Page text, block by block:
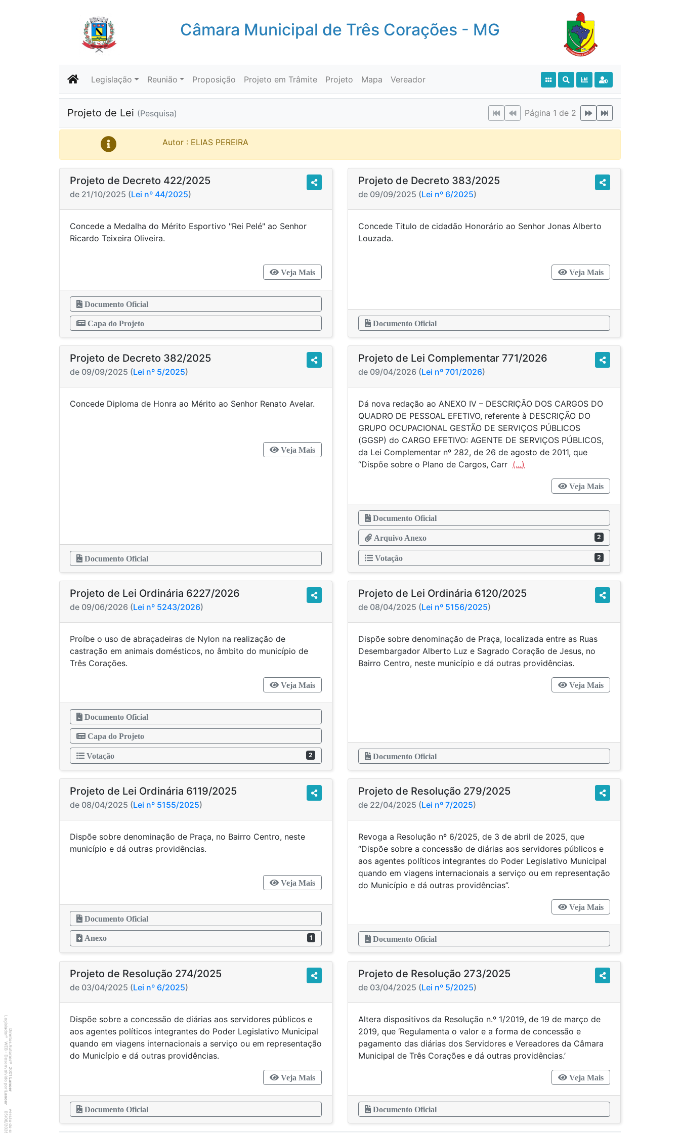
Câmara Municipal de Três Corações - MG
Legislação Reunião Proposição Projeto em Trâmite Projeto Mapa Vereador
Projeto de Lei (Pesquisa) Página 1 de 2
Autor : ELIAS PEREIRA
Projeto de Decreto 422/2025
de 21/10/2025 (Lei nº 44/2025)
Concede a Medalha do Mérito Esportivo "Rei Pelé" ao Senhor
Ricardo Teixeira Oliveira.
Veja Mais
Documento Oficial
Capa do Projeto
Projeto de Decreto 383/2025
de 09/09/2025 (Lei nº 6/2025)
Concede Titulo de cidadão Honorário ao Senhor Jonas Alberto
Louzada.
Veja Mais
Documento Oficial
Projeto de Decreto 382/2025
de 09/09/2025 (Lei nº 5/2025)
Concede Diploma de Honra ao Mérito ao Senhor Renato Avelar.
Veja Mais
Documento Oficial
Projeto de Lei Complementar 771/2026
de 09/04/2026 (Lei nº 701/2026)
Dá nova redação ao ANEXO IV – DESCRIÇÃO DOS CARGOS DO
QUADRO DE PESSOAL EFETIVO, referente à DESCRIÇÃO DO
GRUPO OCUPACIONAL GESTÃO DE SERVIÇOS PÚBLICOS
(GGSP) do CARGO EFETIVO: AGENTE DE SERVIÇOS PÚBLICOS,
da Lei Complementar nº 282, de 26 de agosto de 2011, que
“Dispõe sobre o Plano de Cargos, Carr (...)
Veja Mais
Documento Oficial
Arquivo Anexo 2
Votação 2
Projeto de Lei Ordinária 6227/2026
de 09/06/2026 (Lei nº 5243/2026)
Proíbe o uso de abraçadeiras de Nylon na realização de
castração em animais domésticos, no âmbito do município de
Três Corações.
Veja Mais
Documento Oficial
Capa do Projeto
Votação 2
Projeto de Lei Ordinária 6120/2025
de 08/04/2025 (Lei nº 5156/2025)
Dispõe sobre denominação de Praça, localizada entre as Ruas
Desembargador Alberto Luz e Sagrado Coração de Jesus, no
Bairro Centro, neste município e dá outras providências.
Veja Mais
Documento Oficial
Projeto de Lei Ordinária 6119/2025
de 08/04/2025 (Lei nº 5155/2025)
Dispõe sobre denominação de Praça, no Bairro Centro, neste
município e dá outras providências.
Veja Mais
Documento Oficial
Anexo 1
Projeto de Resolução 279/2025
de 22/04/2025 (Lei nº 7/2025)
Revoga a Resolução nº 6/2025, de 3 de abril de 2025, que
“Dispõe sobre a concessão de diárias aos servidores públicos e
aos agentes políticos integrantes do Poder Legislativo Municipal
quando em viagens internacionais a serviço ou em representação
do Município e dá outras providências”.
Veja Mais
Documento Oficial
Projeto de Resolução 274/2025
de 03/04/2025 (Lei nº 6/2025)
Dispõe sobre a concessão de diárias aos servidores públicos e
aos agentes políticos integrantes do Poder Legislativo Municipal
quando em viagens internacionais a serviço ou em representação
do Município e dá outras providências.
Veja Mais
Documento Oficial
Projeto de Resolução 273/2025
de 03/04/2025 (Lei nº 5/2025)
Altera dispositivos da Resolução n.º 1/2019, de 19 de março de
2019, que ‘Regulamenta o valor e a forma de concessão e
pagamento das diárias dos Servidores e Vereadores da Câmara
Municipal de Três Corações e dá outras providências.’
Veja Mais
Documento Oficial
Direitos Autorais
©
2001
Lancer
Legislador
®
WEB - Desenvolvido por
Lancer
7
0
4
:3
9
0
5
/
0
6
/
2
0
2
6